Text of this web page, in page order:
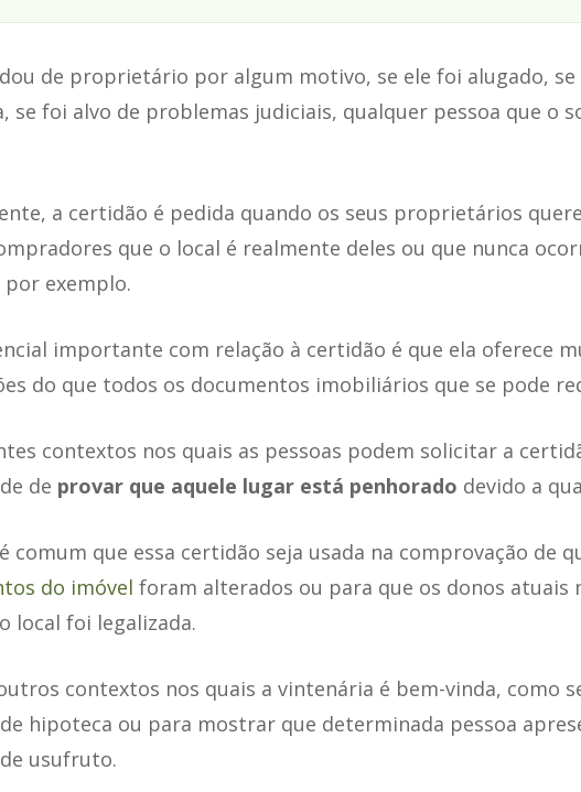
de proprietário por algum motivo, se ele foi alugado,
se foi alvo de problemas judiciais, qualquer pessoa que o
a certidão é pedida quando os seus proprietários
que o local é realmente deles ou que nunca
por exemplo.
importante com relação à certidão é que ela oferece
do que todos os documentos imobiliários que se pode
contextos nos quais as pessoas podem solicitar a
de provar que aquele lugar está penhorado devido a
comum que essa certidão seja usada na comprovação de
do imóvel foram alterados ou para que os donos atuais
local foi legalizada.
contextos nos quais a vintenária é bem-vinda, como
hipoteca ou para mostrar que determinada pessoa
usufruto.